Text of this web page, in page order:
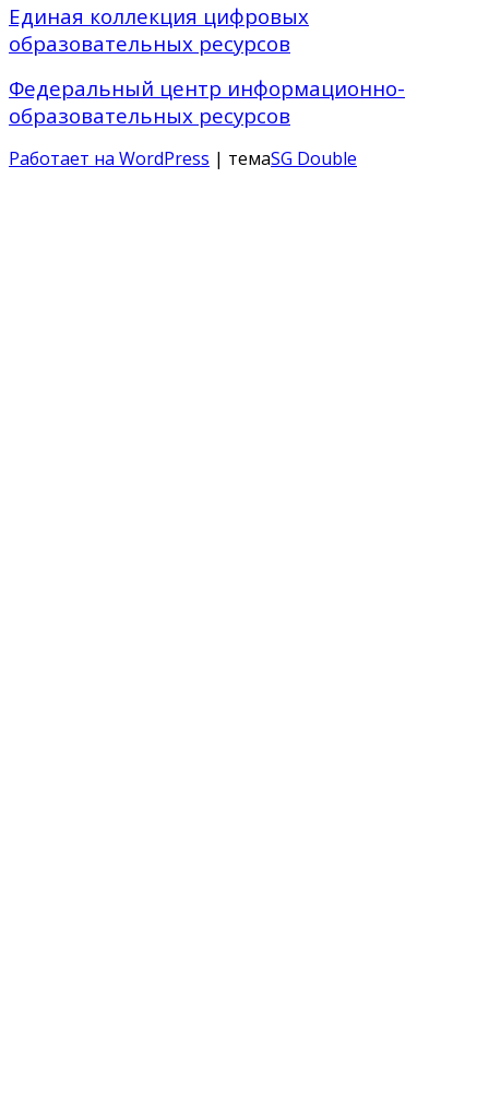
Единая коллекция цифровых
образовательных ресурсов
Федеральный центр информационно-
образовательных ресурсов
Работает на WordPress | темаSG Double